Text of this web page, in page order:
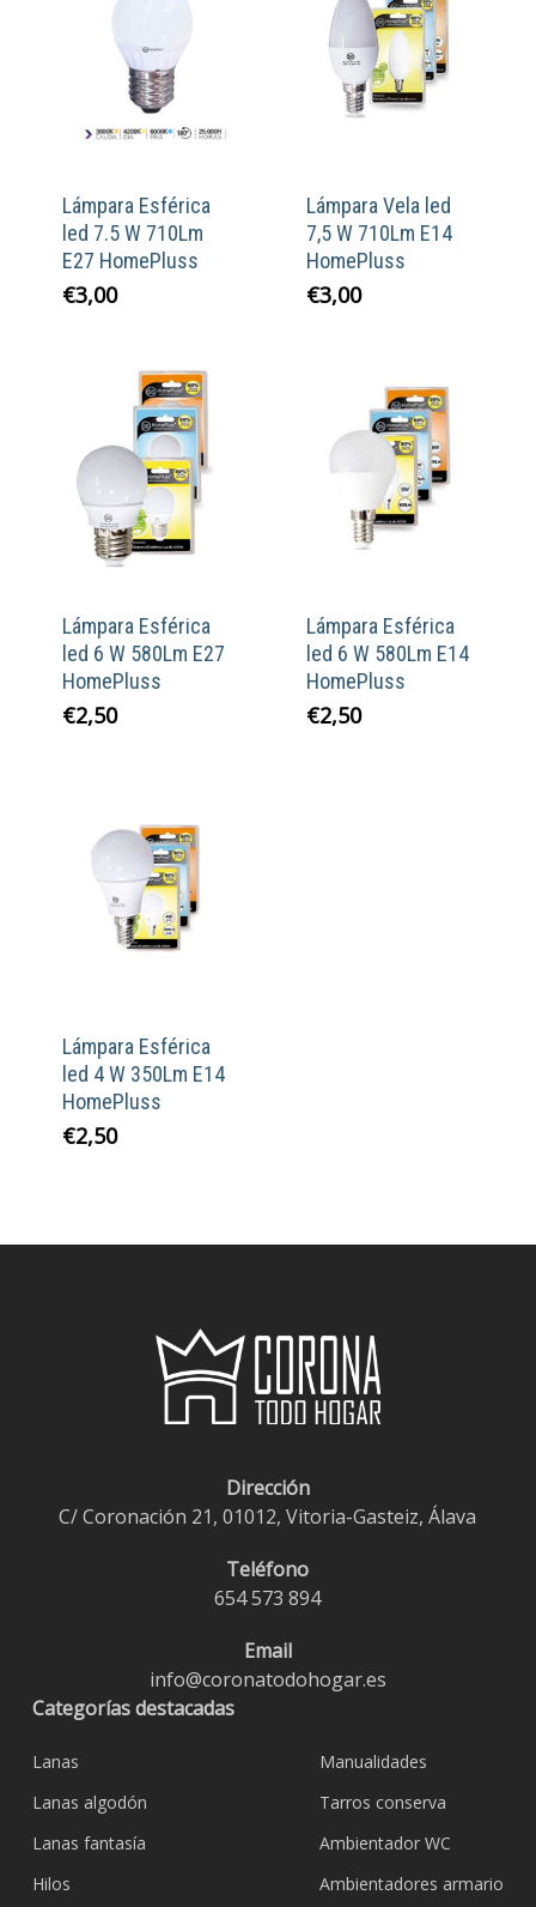
Lámpara Esférica
led 7.5 W 710Lm
E27 HomePluss
€3,00
Lámpara Vela led
7,5 W 710Lm E14
HomePluss
€3,00
Lámpara Esférica
led 6 W 580Lm E27
HomePluss
€2,50
Lámpara Esférica
led 6 W 580Lm E14
HomePluss
€2,50
Lámpara Esférica
led 4 W 350Lm E14
HomePluss
€2,50
Dirección
C/ Coronación 21, 01012, Vitoria-Gasteiz, Álava
Teléfono
654 573 894
Email
info@coronatodohogar.es
Categorías destacadas
Lanas
Lanas algodón
Lanas fantasía
Hilos
Manualidades
Tarros conserva
Ambientador WC
Ambientadores armario